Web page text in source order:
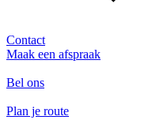
Contact
Maak een afspraak
Bel ons
Plan je route